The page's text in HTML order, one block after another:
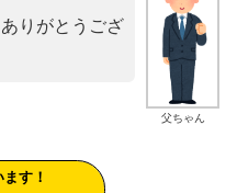
父ちゃん
りがとうござ
す！